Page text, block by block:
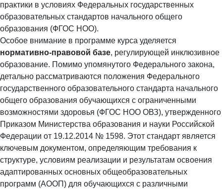
практики в условиях Федеральных государственных
образовательных стандартов начального общего
образования (ФГОС НОО).
Особое внимание в программе курса уделяется
нормативно-правовой базе, регулирующей инклюзивное
образование. Помимо упомянутого Федерального закона,
детально рассматриваются положения Федерального
государственного образовательного стандарта начального
общего образования обучающихся с ограниченными
возможностями здоровья (ФГОС НОО ОВЗ), утвержденного
Приказом Министерства образования и науки Российской
Федерации от 19.12.2014 № 1598. Этот стандарт является
ключевым документом, определяющим требования к
структуре, условиям реализации и результатам освоения
адаптированных основных общеобразовательных
программ (АООП) для обучающихся с различными